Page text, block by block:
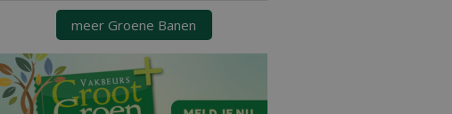
meer Groene Banen